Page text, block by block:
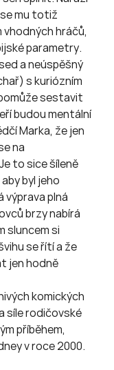
mu totiž
hráčů,
parametry.
a neúspěšný
s kuriózním
sestavit
budou mentální
Marka, že jen
na
to sice šíleně
byl jeho
plná
brzy nabírá
sluncem si
se řítí a že
jen hodně
komických
síle rodičovské
příběhem,
v roce 2000.